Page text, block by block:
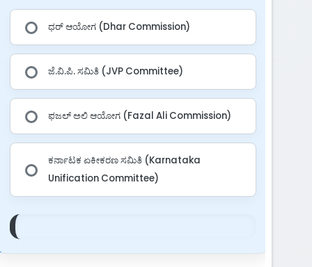
ಧರ್ ಆಯೋಗ (Dhar Commission)
ಜೆ.ವಿ.ಪಿ. ಸಮಿತಿ (JVP Committee)
ಫಜಲ್ ಅಲಿ ಆಯೋಗ (Fazal Ali Commission)
ಕರ್ನಾಟಕ ಏಕೀಕರಣ ಸಮಿತಿ (Karnataka
Unification Committee)